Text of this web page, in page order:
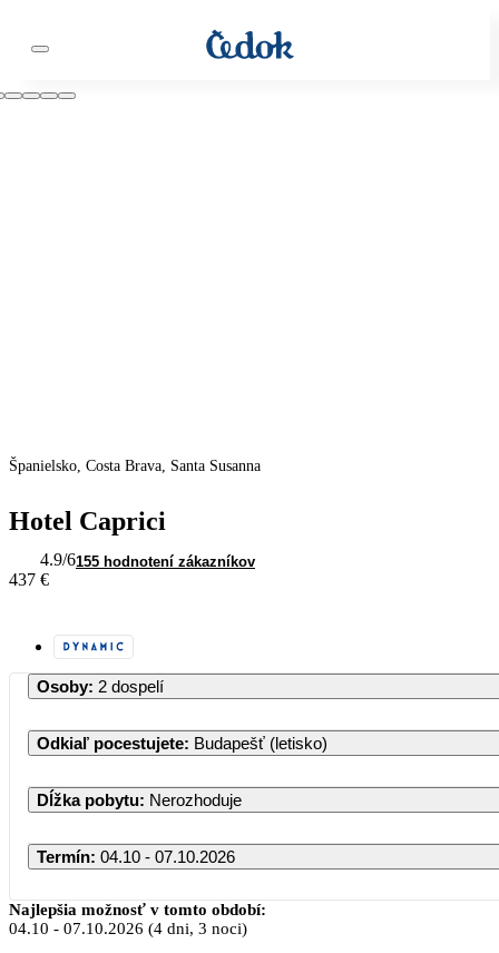
Španielsko, Costa Brava, Santa Susanna
Hotel Caprici
4.9/6155 hodnotení zákazníkov
437 €
Osoby: 2 dospelí
Odkiaľ pocestujete: Budapešť (letisko)
Dĺžka pobytu: Nerozhoduje
Termín: 04.10 - 07.10.2026
Najlepšia možnosť v tomto období:
04.10 - 07.10.2026 (4 dni, 3 noci)